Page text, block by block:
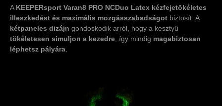
A KEEPERsport Varan8 PRO NCDuo Latex kézfejetökéletes
illeszkedést és maximális mozgásszabadságot biztosít. A
kétpaneles dizájn gondoskodik arról, hogy a kesztyű
tökéletesen simuljon a kezedre , így mindig magabiztosan
léphetsz pályára